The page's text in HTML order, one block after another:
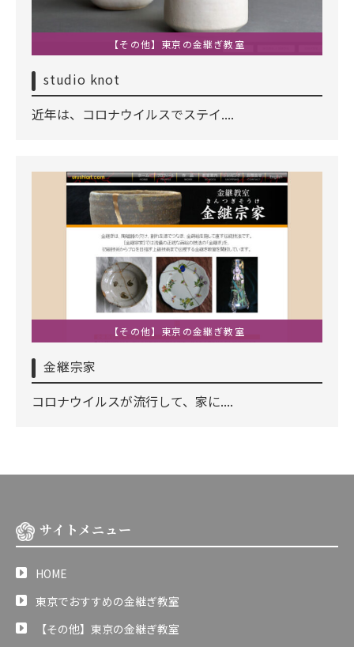
【その他】東京の金継ぎ教室
studio knot
近年は、コロナウイルスでステイ....
【その他】東京の金継ぎ教室
金継宗家
コロナウイルスが流行して、家に....
サイトメニュー
HOME
東京でおすすめの金継ぎ教室
【その他】東京の金継ぎ教室